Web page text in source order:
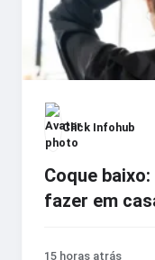
Click Infohub
Coque
fazer em
15 horas atrás